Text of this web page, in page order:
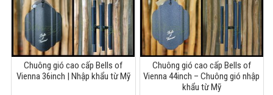
Chuông gió cao cấp Bells of
Vienna 36inch | Nhập khẩu từ Mỹ
Chuông gió cao cấp Bells of
Vienna 44inch – Chuông gió nhập
khẩu từ Mỹ